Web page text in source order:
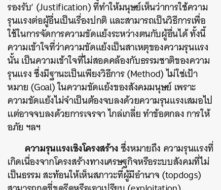
รองรับ’ (Justification) ที่ทำให้มนุษย์เห็นว่าการใช้ความ
รุนแรงต่อผู้อื่นเป็นเรื่องปกติ และสามารถเป็นวิธีการเพื่อ
ใช้ในการจัดการความขัดแย้งระหว่างตนกับผู้อื่นได้ ทั้งนี้
ความเข้าใจที่ว่าความขัดแย้งเป็นสาเหตุของความรุนแรง
นั้น เป็นความเข้าใจที่ไม่สอดคล้องกับธรรมชาติของความ
รุนแรง ซึ่งมีฐานะเป็นเพียงวิธีการ (Method) ไม่ใช่เป้า
หมาย (Goal) ในความขัดแย้งของสังคมมนุษย์ เพราะ
ความขัดแย้งไม่จำเป็นต้องจบลงด้วยความรุนแรงเสมอไป
แต่อาจจบลงด้วยการเจรจา ไกล่เกลี่ย ทำข้อตกลง การให้
อภัย ฯลฯ
ความรุนแรงเชิงโครงสร้างซึ่งหมายถึง ความรุนแรงที่
เกิดเนื่องจากโครงสร้างทางเศรษฐกิจหรือระบบสังคมที่ไม่
เป็นธรรม สะท้อนให้เห็นสภาวะที่ผู้มีอำนาจ (topdogs)